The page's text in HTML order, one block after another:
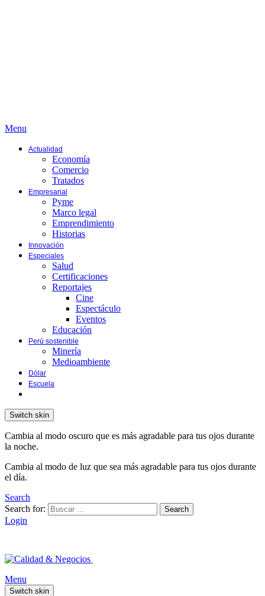
Menu
Actualidad
Economía
Comercio
Tratados
Empresarial
Pyme
Marco legal
Emprendimiento
Historias
Innovación
Especiales
Salud
Certificaciones
Reportajes
Cine
Espectáculo
Eventos
Educación
Perú sostenible
Minería
Medioambiente
Dólar
Escuela
Switch skin
Cambia al modo oscuro que es más agradable para tus ojos durante
la noche.
Cambia al modo de luz que sea más agradable para tus ojos durante
el día.
Search
Search for:
Search
Login
Menu
Switch skin